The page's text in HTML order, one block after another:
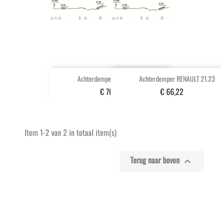
Achterdemper RENAULT 21.06
€ 70,70
Achterdemper RENAULT 21.23
€ 66,22
Item 1-2 van 2 in totaal item(s)
Terug naar boven 